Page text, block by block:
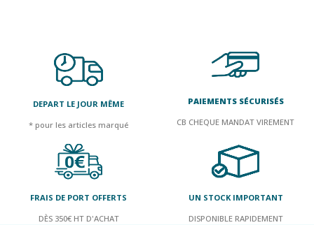
DEPART LE JOUR MÊME
* pour les articles marqué
PAIEMENTS SÉCURISÉS
CB CHEQUE MANDAT VIREMENT
FRAIS DE PORT OFFERTS
DÈS 350€ HT D'ACHAT
UN STOCK IMPORTANT
DISPONIBLE RAPIDEMENT